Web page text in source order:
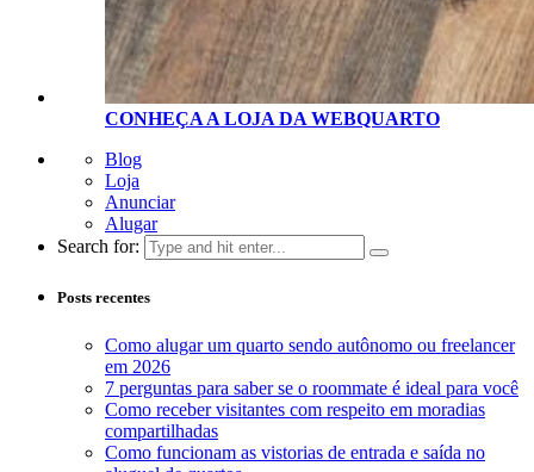
CONHEÇA A LOJA DA WEBQUARTO
Blog
Loja
Anunciar
Alugar
Search for:
Posts recentes
Como alugar um quarto sendo autônomo ou freelancer
em 2026
7 perguntas para saber se o roommate é ideal para você
Como receber visitantes com respeito em moradias
compartilhadas
Como funcionam as vistorias de entrada e saída no